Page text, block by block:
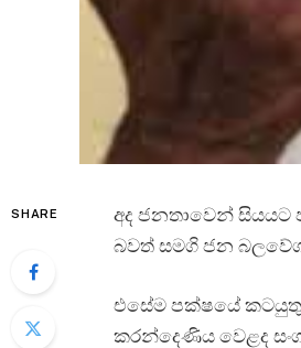
SHARE
අද ජනතාවෙන්
බවත් සමගි ජන
එසේම පක්ෂයේ කටයුතු
කරන්දෙණිය වෙළද